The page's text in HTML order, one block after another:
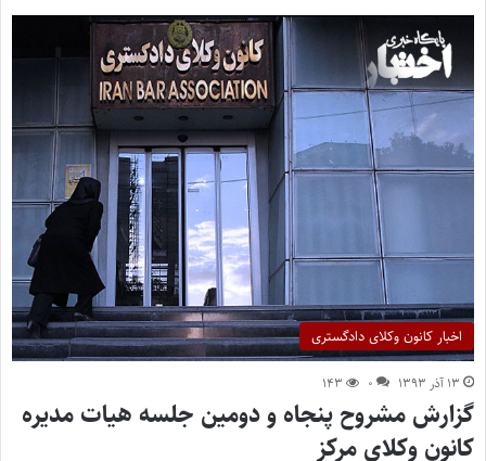
اخبار کانون وکلای دادگستری
۱۳ آذر ۱۳۹۳ ۰ ۱۴۳
گزارش مشروح پنجاه و دومین جلسه هیات مدیره
کانون وکلای مرکز